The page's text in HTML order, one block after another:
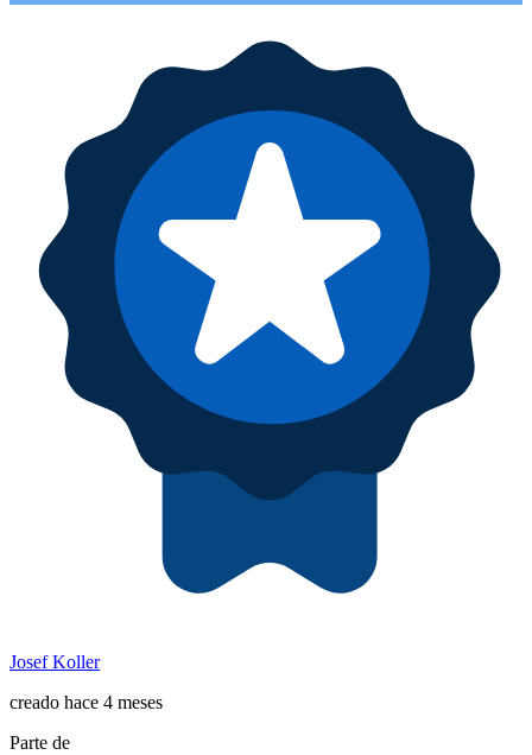
Josef Koller
creado hace 4 meses
Parte de